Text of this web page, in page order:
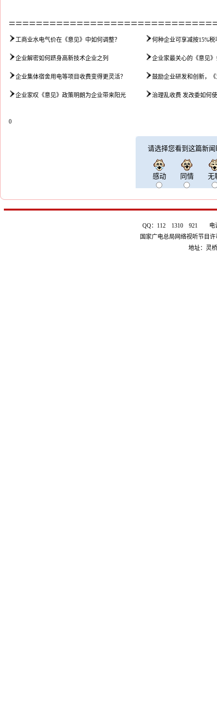
工商业水电气价在《意见》中如何调整？ 何种企业可享减按15%
企业解密如何跻身高新技术企业之列 企业家最关心的《意见
企业集体宿舍用电等项目收费变得更灵活？ 鼓励企业研发和创新，
企业家叹《意见》政策明朗为企业带来阳光 治理乱收费 发改委如何
0
请选择您看到这篇新
感动 同情 无
QQ：112 1310 921 电话
国家广电总局网络视听节目
地址：灵